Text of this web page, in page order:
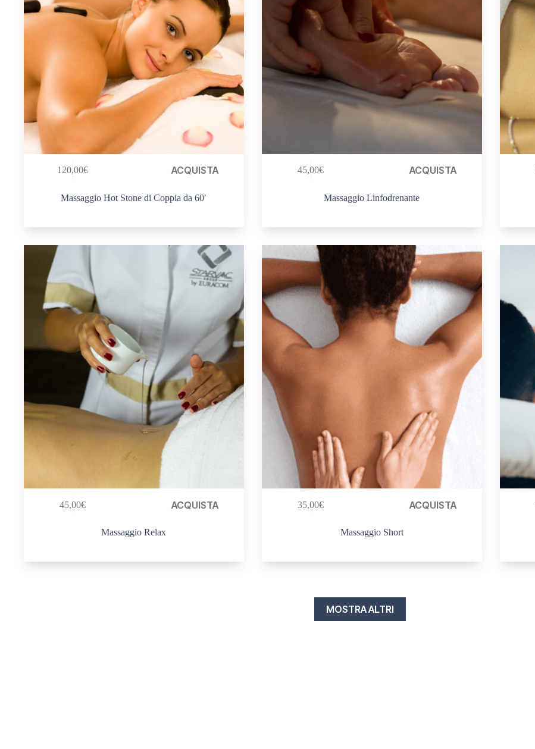
120,00€ ACQUISTA
Massaggio Hot Stone di Coppia da 60′
45,00€ ACQUISTA
Massaggio Linfodrenante
45,00€ ACQUISTA
Massaggio Relax
35,00€ ACQUISTA
Massaggio Short
MOSTRA ALTRI